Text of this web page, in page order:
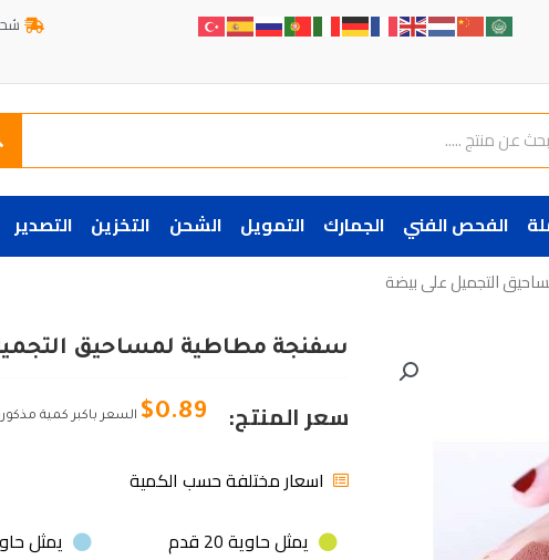
الفحص الفني الجمارك التمويل الشحن التخزين التصدير
التجميل على بيضة
سفنجة مطاطية لمساحيق
سعر المنتج: $0.89 السعر باكبر كمية
اسعار مختلفة حسب الكمية
يمثل حاوية 20 قدم
يمثل حاوية